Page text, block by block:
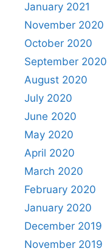
January 2021
November 2020
October 2020
September 2020
August 2020
July 2020
June 2020
May 2020
April 2020
March 2020
February 2020
January 2020
December 2019
November 2019